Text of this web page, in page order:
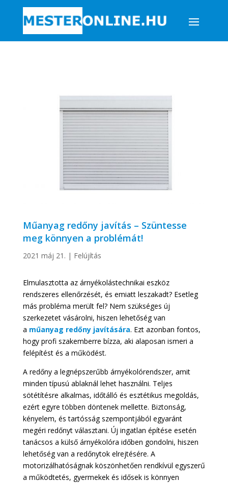
Műanyag redőny javítás – Szüntesse
meg könnyen a problémát!
2021 máj 21. | Felújítás
Elmulasztotta az árnyékolástechnikai eszköz
rendszeres ellenőrzését, és emiatt leszakadt? Esetleg
más probléma merült fel? Nem szükséges új
szerkezetet vásárolni, hiszen lehetőség van
a műanyag redőny javítására. Ezt azonban fontos,
hogy profi szakemberre bízza, aki alaposan ismeri a
felépítést és a működést.
A redőny a legnépszerűbb árnyékolórendszer, amit
minden típusú ablaknál lehet használni. Teljes
sötétítésre alkalmas, időtálló és esztétikus megoldás,
ezért egyre többen döntenek mellette. Biztonság,
kényelem, és tartósság szempontjából egyaránt
megéri redőnyt választani. Új ingatlan építése esetén
tanácsos a külső árnyékolóra időben gondolni, hiszen
lehetőség van a redőnytok elrejtésére. A
motorizálhatóságnak köszönhetően rendkívül egyszerű
a működtetés, gyermekek és idősek is könnyen